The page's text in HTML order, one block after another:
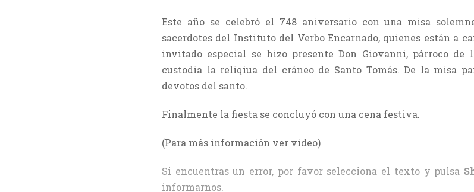
Este año se celebró el 748 aniversario con una misa
sacerdotes del Instituto del Verbo Encarnado, quienes están a
invitado especial se hizo presente Don Giovanni, párroco de
custodia la reliqiua del cráneo de Santo Tomás. De la misa
devotos del santo.
Finalmente la fiesta se concluyó con una cena festiva.
(Para más información ver video)
Si encuentras un error, por favor selecciona el texto y pulsa
informarnos.